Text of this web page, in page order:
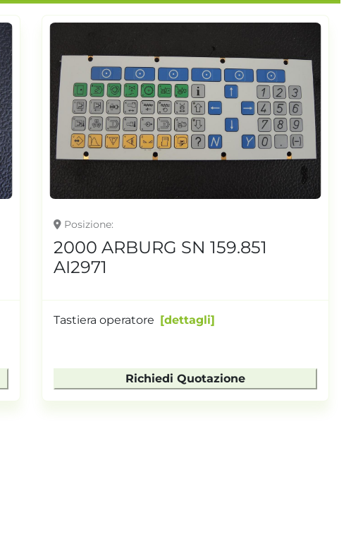
Posizione
2000 ARBURG SN 159.851
AI2971
Tastiera operatore dettagli
Richiedi Quotazione